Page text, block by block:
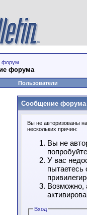
форум
форума
Пользователи
Сообщение форума
Вы не авторизованы
нескольких причин:
Вы не
У вас
пытаетесь
Возможно,
Вход